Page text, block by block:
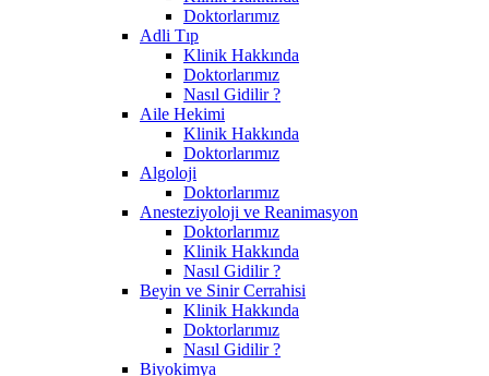
Doktorlarımız
Adli Tıp
Klinik Hakkında
Doktorlarımız
Nasıl Gidilir ?
Aile Hekimi
Klinik Hakkında
Doktorlarımız
Algoloji
Doktorlarımız
Anesteziyoloji ve Reanimasyon
Doktorlarımız
Klinik Hakkında
Nasıl Gidilir ?
Beyin ve Sinir Cerrahisi
Klinik Hakkında
Doktorlarımız
Nasıl Gidilir ?
Biyokimya